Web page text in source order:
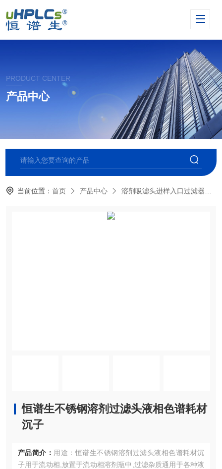
PRODUCT CENTER
产品中心
当前位置：首页 产品中心 溶剂吸滤头进样入口过滤器
恒谱生不锈钢溶剂过滤头液相色谱耗材
沉子
产品简介： 用途：恒谱生不锈钢溶剂过滤头液相色谱耗材沉
子用于流动相,放置于流动相溶剂瓶中,过滤杂质通用于各种液